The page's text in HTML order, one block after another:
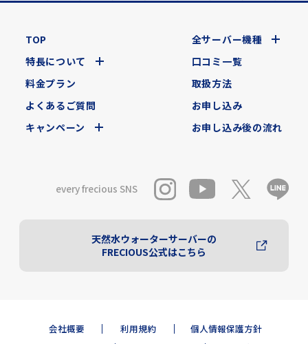
TOP
特長について
料金プラン
よくあるご質問
キャンペーン
全サーバー機種
口コミ一覧
取扱方法
お申し込み
お申し込み後の流れ
every frecious SNS
天然水ウォーターサーバーの
FRECIOUS公式はこちら
会社概要 利用規約
個人情報保護方針